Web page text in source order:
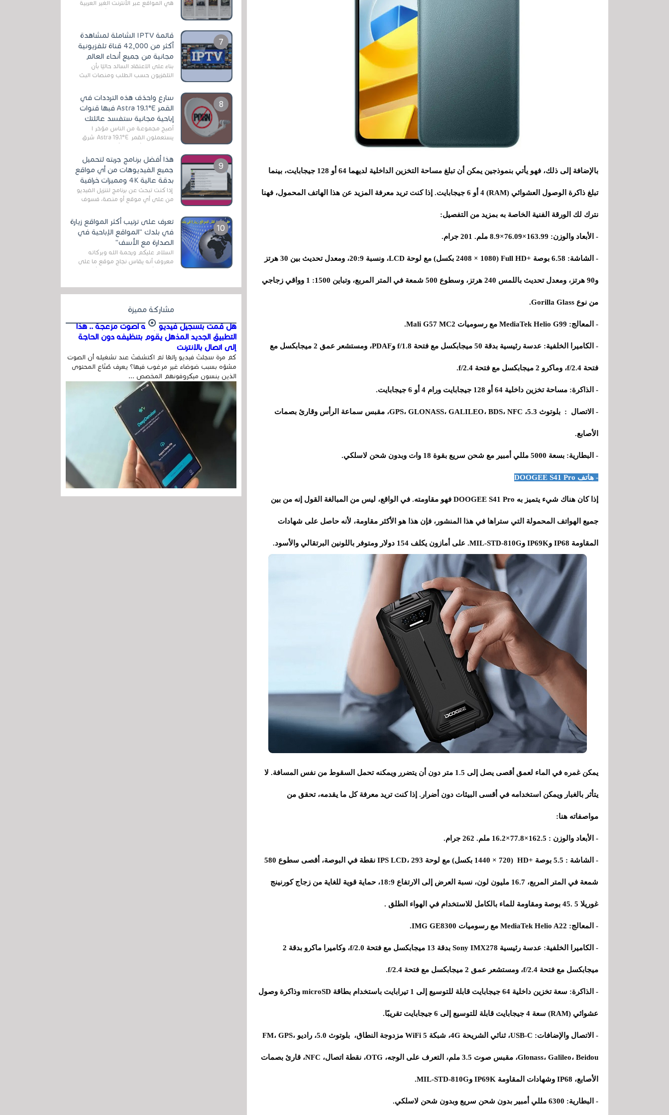
بالإضافة إلى ذلك، فهو يأتي بنموذجين يمكن أن تبلغ مساحة التخزين الداخلية لديهما 64 أو 128 جيجابايت، بينما
تبلغ ذاكرة الوصول العشوائي (RAM) 4 أو 6 جيجابايت. إذا كنت تريد معرفة المزيد عن هذا الهاتف المحمول، فهنا
نترك لك الورقة الفنية الخاصة به بمزيد من التفصيل:
- الأبعاد والوزن: 163.99×76.09×8.9 ملم. 201 جرام.
- الشاشة: 6.58 بوصة +Full HD (2408 × 1080 بكسل) مع لوحة LCD، ونسبة 20:9، ومعدل تحديث بين 30 هرتز
و90 هرتز، ومعدل تحديث باللمس 240 هرتز، وسطوع 500 شمعة في المتر المربع، وتباين 1500: 1 وواقي زجاجي
من نوع Gorilla Glass.
- المعالج: MediaTek Helio G99 مع رسوميات Mali G57 MC2.
- الكاميرا الخلفية: عدسة رئيسية بدقة 50 ميجابكسل مع فتحة f/1.8 وPDAF، ومستشعر عمق 2 ميجابكسل مع
فتحة f/2.4، وماكرو 2 ميجابكسل مع فتحة f/2.4.
- الذاكرة: مساحة تخزين داخلية 64 أو 128 جيجابايت ورام 4 أو 6 جيجابايت.
- الاتصال : بلوتوث 5.3، GPS، GLONASS، GALILEO، BDS، NFC، مقبس سماعة الرأس وقارئ بصمات
الأصابع.
- البطارية: بسعة 5000 مللي أمبير مع شحن سريع بقوة 18 وات وبدون شحن لاسلكي.
- هاتف DOOGEE S41 Pro
إذا كان هناك شيء يتميز به DOOGEE S41 Pro فهو مقاومته. في الواقع، ليس من المبالغة القول إنه من بين
جميع الهواتف المحمولة التي ستراها في هذا المنشور، فإن هذا هو الأكثر مقاومة، لأنه حاصل على شهادات
المقاومة IP68 وIP69K وMIL-STD-810G. على أمازون يكلف 154 دولار ومتوفر باللونين البرتقالي والأسود.
يمكن غمره في الماء لعمق أقصى يصل إلى 1.5 متر دون أن يتضرر ويمكنه تحمل السقوط من نفس المسافة. لا
يتأثر بالغبار ويمكن استخدامه في أقسى البيئات دون أضرار. إذا كنت تريد معرفة كل ما يقدمه، تحقق من
مواصفاته هنا:
- الأبعاد والوزن : 162.5×77.8×16.2 ملم. 262 جرام.
- الشاشة : 5.5 بوصة +HD (1440 × 720 بكسل) مع لوحة IPS LCD، 293 نقطة في البوصة، أقصى سطوع 580
شمعة في المتر المربع، 16.7 مليون لون، نسبة العرض إلى الارتفاع 18:9، حماية قوية للغاية من زجاج كورنينج
غوريلا 5 .45 بوصة ومقاومة للماء بالكامل للاستخدام في الهواء الطلق .
- المعالج: MediaTek Helio A22 مع رسوميات IMG GE8300.
- الكاميرا الخلفية: عدسة رئيسية Sony IMX278 بدقة 13 ميجابكسل مع فتحة f/2.0، وكاميرا ماكرو بدقة 2
ميجابكسل مع فتحة f/2.4، ومستشعر عمق 2 ميجابكسل مع فتحة f/2.4.
- الذاكرة: سعة تخزين داخلية 64 جيجابايت قابلة للتوسيع إلى 1 تيرابايت باستخدام بطاقة microSD وذاكرة وصول
عشوائي (RAM) سعة 4 جيجابايت قابلة للتوسيع إلى 6 جيجابايت تقريبًا.
- الاتصال والإضافات: USB-C، ثنائي الشريحة 4G، شبكة WiFi 5 مزدوجة النطاق، بلوتوث 5.0، راديو FM، GPS،
Glonass، Galileo، Beidou، مقبس صوت 3.5 ملم، التعرف على الوجه، OTG، نقطة اتصال، NFC، قارئ بصمات
الأصابع، IP68 وشهادات المقاومة IP69K وMIL-STD-810G.
- البطارية: 6300 مللي أمبير بدون شحن سريع وبدون شحن لاسلكي.
هي المواقع عبر الأنترنت الغير العربية
التي تقدم خدمة تحميل الأفلام على
قائمة IPTV الشاملة لمشاهدة
أكثر من 42,000 قناة تلفزيونية
مجانية من جميع أنحاء العالم
بناءً على الاعتقاد السائد حاليًا بأن
التلفزيون حسب الطلب ومنصات البث
سارع واحذف هذه الترددات في
القمر Astra 19.1°E فبها قنوات
إباحية مجانية ستفسد عائلتك
أصبح مجموعة من الناس مؤخر ا
يستعملون القمر Astra 19.1°E شرق
وذلك بسبب أن هذا الأخير يتوفرعلى
قنوات مميزة جدا تنقل العديد من البرامج
اله...
هذا أفضل برنامج جربته لتحميل
جميع الفيديوهات من أي مواقع
بدقة عالية 4K ومميزات خرافية
إذا كنت تبحث عن برنامج لتنزيل الفيديو
من على أي موقع أو منصة، فسوف
الخاصة بالبرامج والتطبيقات في هذا
المج...
تعرف على ترتيب أكثر المواقع زيارة
في بلدك "المواقع الإباحية في
الصدارة مع الأسف"
السلام عليكم ورحمة الله وبركاته
معروف أنه يقاس نجاح موقع ما على
في...
مشاركة مميزة
هل قمت بتسجيل فيديو وفيه أصوت مزعجة .. هذا
التطبيق الجديد المذهل يقوم بتنظيفه دون الحاجة
إلى اتصال بالإنترنت
كم مرة سجلتَ فيديو رائعًا ثم اكتشفتَ عند تشغيله أن الصوت
مشوّه بسبب ضوضاء غير مرغوب فيها؟ يعرف صُنّاع المحتوى
الذين ينسون ميكروفونهم المخصص ...